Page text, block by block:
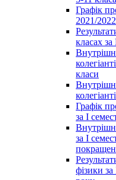
Графік
2021/
класах за
класи
Графік
за І
за І
фізики